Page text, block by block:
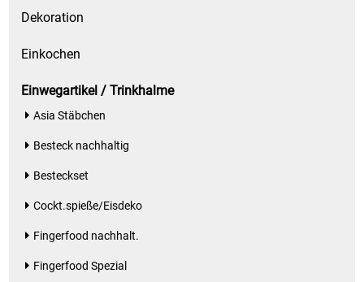
Textilien
Tischbereich
Trocken-/Backfrüchte
Dekoration
Einkochen
Einwegartikel / Trinkhalme
Asia Stäbchen
Besteck nachhaltig
Besteckset
Cockt.spieße/Eisdeko
Fingerfood nachhalt.
Fingerfood Spezial